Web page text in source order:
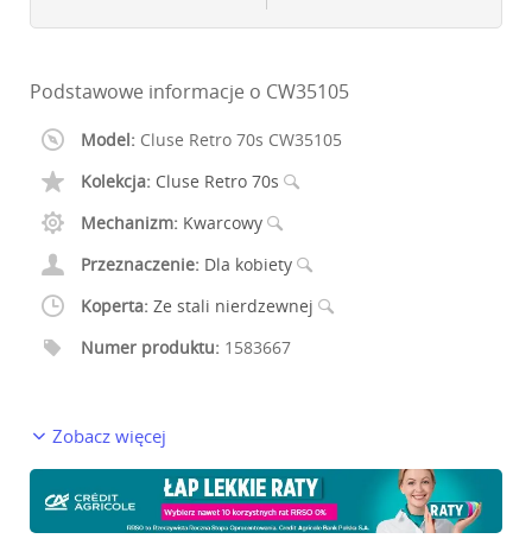
Podstawowe informacje o CW35105
Model: Cluse Retro 70s CW35105
Kolekcja: Cluse Retro 70s
Mechanizm: Kwarcowy
Przeznaczenie: Dla kobiety
Koperta: Ze stali nierdzewnej
Numer produktu: 1583667
Zobacz więcej